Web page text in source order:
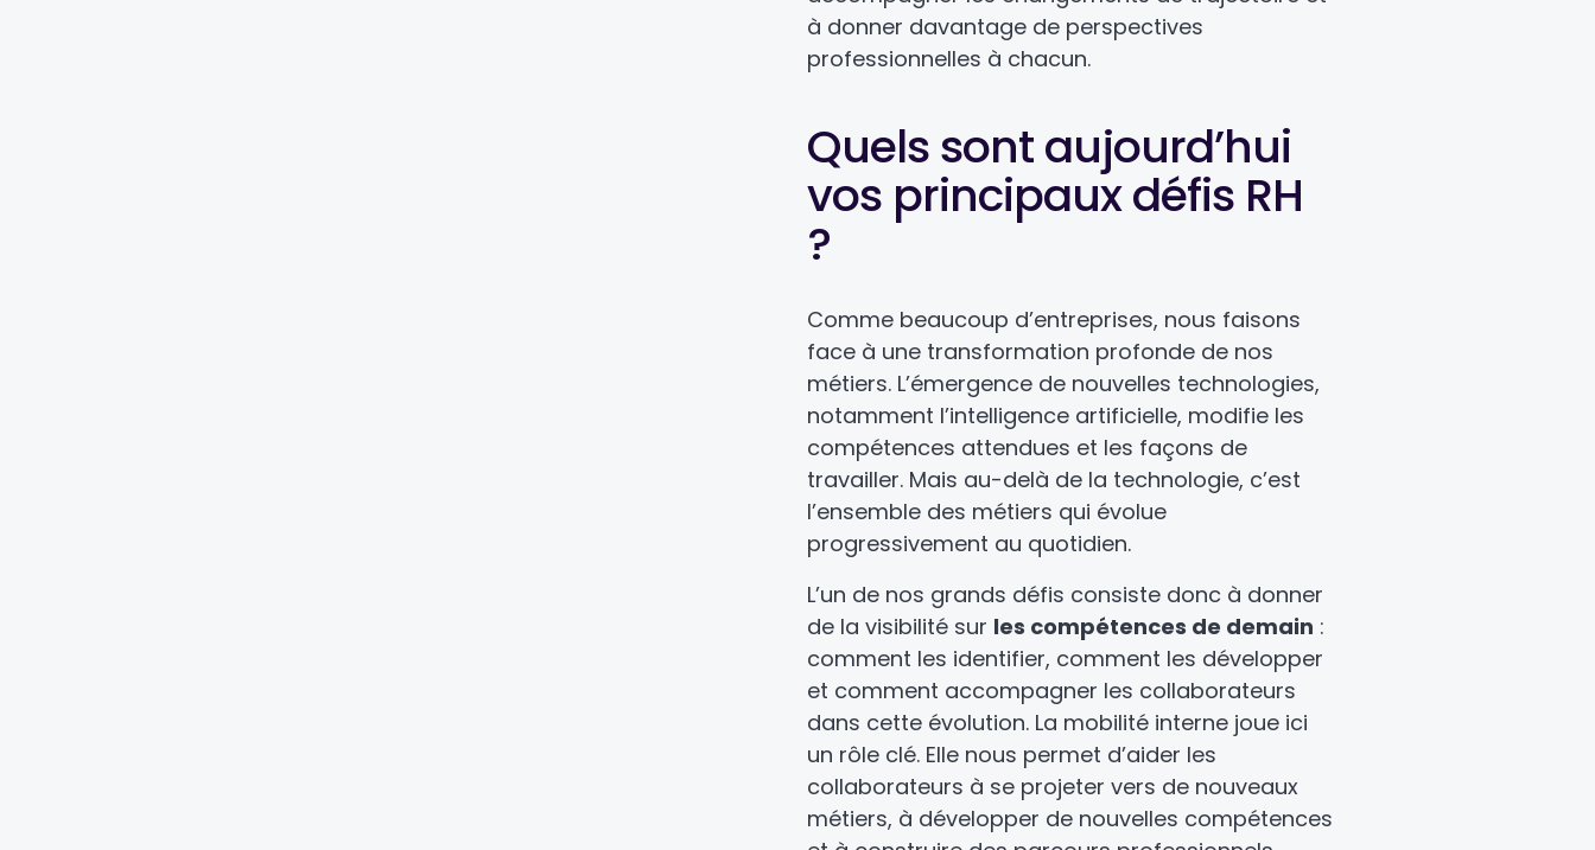
à donner davantage de perspectives
professionnelles à chacun.
Quels sont aujourd’hui
vos principaux défis RH
?
Comme beaucoup d’entreprises, nous faisons
face à une transformation profonde de nos
métiers. L’émergence de nouvelles technologies,
notamment l’intelligence artificielle, modifie les
compétences attendues et les façons de
travailler. Mais au-delà de la technologie, c’est
l’ensemble des métiers qui évolue
progressivement au quotidien.
L’un de nos grands défis consiste donc à donner
de la visibilité sur les compétences de demain :
comment les identifier, comment les développer
et comment accompagner les collaborateurs
dans cette évolution. La mobilité interne joue ici
un rôle clé. Elle nous permet d’aider les
collaborateurs à se projeter vers de nouveaux
métiers, à développer de nouvelles compétences